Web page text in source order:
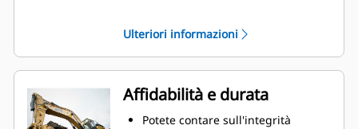
benna. Il gioco del tallone
aggiunto assicura che il fondo
della benna non si trascini,
riducendo i costi della
manutenzione.
I consumi di carburante si
Ulteriori informazioni
Affidabilità e durata
Potete contare sull'integrità